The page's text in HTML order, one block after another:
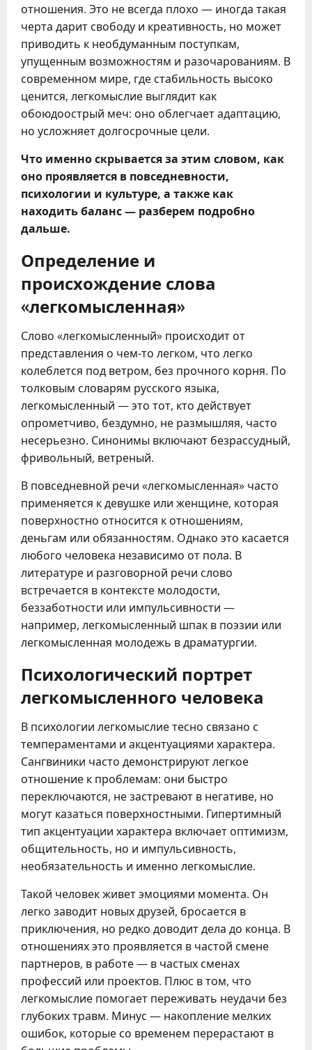
отношения. Это не всегда плохо — иногда такая
черта дарит свободу и креативность, но может
приводить к необдуманным поступкам,
упущенным возможностям и разочарованиям. В
современном мире, где стабильность высоко
ценится, легкомыслие выглядит как
обоюдоострый меч: оно облегчает адаптацию,
но усложняет долгосрочные цели.
Что именно скрывается за этим словом, как
оно проявляется в повседневности,
психологии и культуре, а также как
находить баланс — разберем подробно
дальше.
Определение и
происхождение слова
«легкомысленная»
Слово «легкомысленный» происходит от
представления о чем-то легком, что легко
колеблется под ветром, без прочного корня. По
толковым словарям русского языка,
легкомысленный — это тот, кто действует
опрометчиво, бездумно, не размышляя, часто
несерьезно. Синонимы включают безрассудный,
фривольный, ветреный.
В повседневной речи «легкомысленная» часто
применяется к девушке или женщине, которая
поверхностно относится к отношениям,
деньгам или обязанностям. Однако это касается
любого человека независимо от пола. В
литературе и разговорной речи слово
встречается в контексте молодости,
беззаботности или импульсивности —
например, легкомысленный шпак в поэзии или
легкомысленная молодежь в драматургии.
Психологический портрет
легкомысленного человека
В психологии легкомыслие тесно связано с
темпераментами и акцентуациями характера.
Сангвиники часто демонстрируют легкое
отношение к проблемам: они быстро
переключаются, не застревают в негативе, но
могут казаться поверхностными. Гипертимный
тип акцентуации характера включает оптимизм,
общительность, но и импульсивность,
необязательность и именно легкомыслие.
Такой человек живет эмоциями момента. Он
легко заводит новых друзей, бросается в
приключения, но редко доводит дела до конца. В
отношениях это проявляется в частой смене
партнеров, в работе — в частых сменах
профессий или проектов. Плюс в том, что
легкомыслие помогает переживать неудачи без
глубоких травм. Минус — накопление мелких
ошибок, которые со временем перерастают в